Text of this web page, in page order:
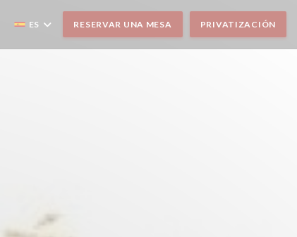
ES RESERVAR UNA MESA PRIVATIZACIÓN